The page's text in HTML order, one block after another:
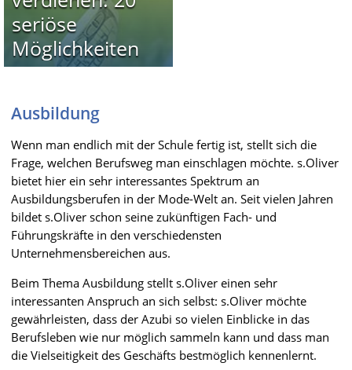
seriöse
Möglichkeiten
Ausbildung
Wenn man endlich mit der Schule fertig ist, stellt sich die
Frage, welchen Berufsweg man einschlagen möchte. s.Oliver
bietet hier ein sehr interessantes Spektrum an
Ausbildungsberufen in der Mode-Welt an. Seit vielen Jahren
bildet s.Oliver schon seine zukünftigen Fach- und
Führungskräfte in den verschiedensten
Unternehmensbereichen aus.
Beim Thema Ausbildung stellt s.Oliver einen sehr
interessanten Anspruch an sich selbst: s.Oliver möchte
gewährleisten, dass der Azubi so vielen Einblicke in das
Berufsleben wie nur möglich sammeln kann und dass man
die Vielseitigkeit des Geschäfts bestmöglich kennenlernt.